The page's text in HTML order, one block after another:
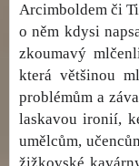
Arcimboldem či
o něm kdysi
zkoumavý
která většinou
problémům a
laskavou ironií,
umělcům,